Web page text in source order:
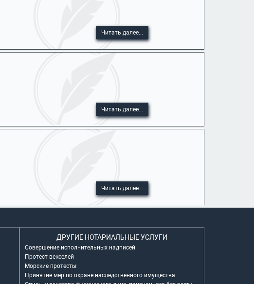
Читать далее...
Читать далее...
Читать далее...
ДРУГИЕ НОТАРИАЛЬНЫЕ УСЛУГИ
Совершение исполнительных надписей
Протест векселей
Морские протесты
Принятие мер по охране наследственного имущества